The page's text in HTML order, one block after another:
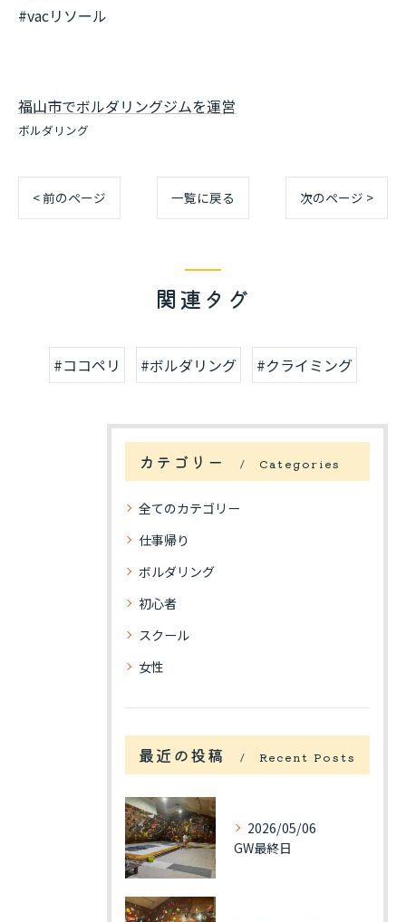
#vacリソール
福山市でボルダリングジムを運営
ボルダリング
< 前のページ 一覧に戻る 次のページ >
関連タグ
#ココペリ #ボルダリング #クライミング
カテゴリー Categories
全てのカテゴリー
仕事帰り
ボルダリング
初心者
スクール
女性
最近の投稿 Recent Posts
2026/05/06
GW最終日